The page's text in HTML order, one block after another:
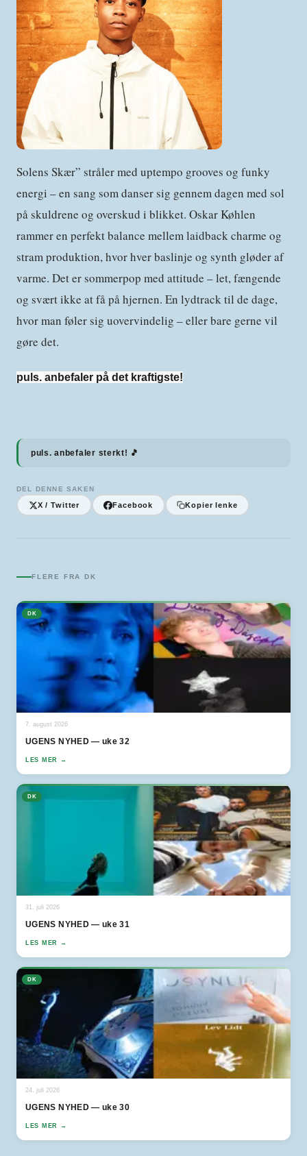
Solens Skær” stråler med uptempo grooves og funky
energi – en sang som danser sig gennem dagen med sol
på skuldrene og overskud i blikket. Oskar Køhlen
rammer en perfekt balance mellem laidback charme og
stram produktion, hvor hver baslinje og synth gløder af
varme. Det er sommerpop med attitude – let, fængende
og svært ikke at få på hjernen. En lydtrack til de dage,
hvor man føler sig uovervindelig – eller bare gerne vil
gøre det.
puls. anbefaler på det kraftigste!
puls. anbefaler sterkt! 🎵
DEL DENNE SAKEN
X / Twitter Facebook Kopier lenke
FLERE FRA DK
DK
7. august 2026
UGENS NYHED — uke 32
LES MER →
DK
31. juli 2026
UGENS NYHED — uke 31
LES MER →
DK
24. juli 2026
UGENS NYHED — uke 30
LES MER →